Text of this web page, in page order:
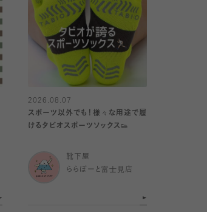
2026.08.07
スポーツ以外でも！様々な用途で履
けるタビオスポーツソックス👟
靴下屋
ららぽーと富士見店